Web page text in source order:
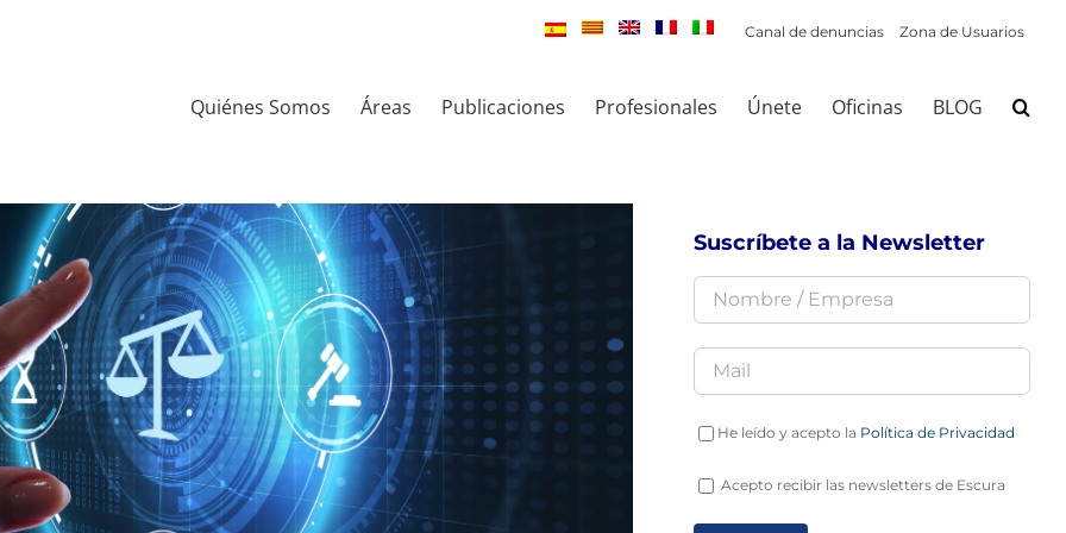
Canal de denuncias Zona de Usuarios
Quiénes Somos Áreas Publicaciones Profesionales Únete Oficinas BLOG
Suscríbete a la Newsletter
He leído y acepto la Política de Privacidad
Acepto recibir las newsletters de Escura